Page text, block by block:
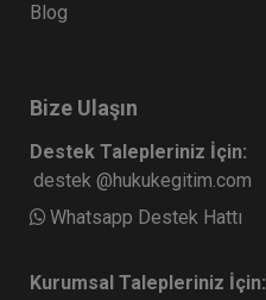
Blog
Bize Ulaşın
Destek Talepleriniz İçin:
destek @hukukegitim.com
Whatsapp Destek Hattı
Kurumsal Talepleriniz İçin: